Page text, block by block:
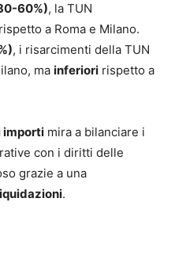
60%), la TUN
rispetto a Roma e Milano.
, i risarcimenti della TUN
ma inferiori rispetto a
importi mira a bilanciare i
con i diritti delle
grazie a una
.